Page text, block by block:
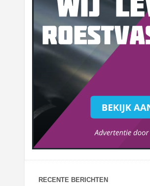
RECENTE BERICHTEN